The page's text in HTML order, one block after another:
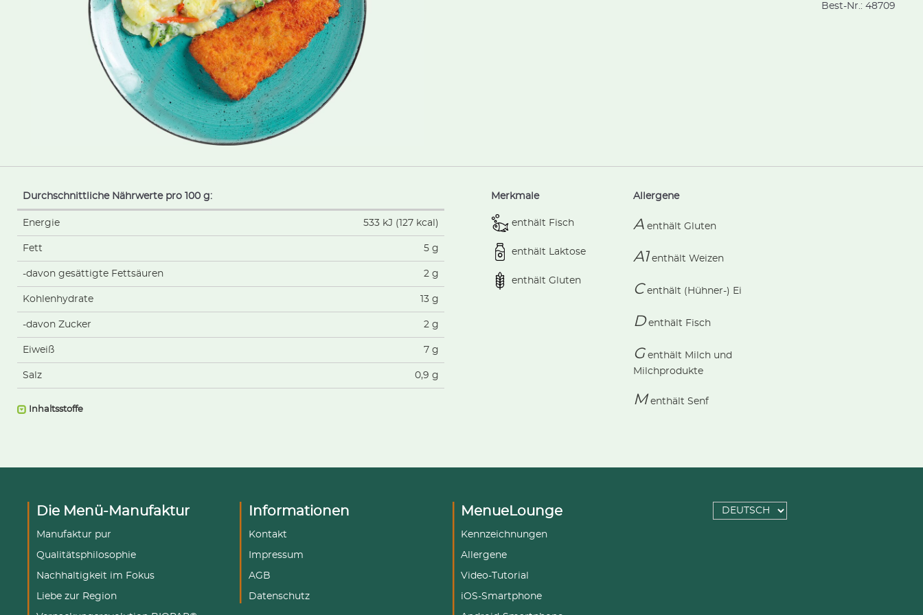
Best-Nr.: 48709
Durchschnittliche Nährwerte pro 100 g:
Energie 533 kJ (127 kcal)
Fett 5 g
-davon gesättigte Fettsäuren 2 g
Kohlenhydrate 13 g
-davon Zucker 2 g
Eiweiß 7 g
Salz 0,9 g
Inhaltsstoffe
Merkmale
enthält Fisch
enthält Laktose
enthält Gluten
Allergene
A enthält Gluten
A1 enthält Weizen
C enthält (Hühner-) Ei
Denthält Fisch
G enthält Milch und
Milchprodukte
M enthält Senf
Die Menü-Manufaktur
Manufaktur pur
Qualitätsphilosophie
Nachhaltigkeit im Fokus
Liebe zur Region
Informationen
Kontakt
Impressum
AGB
Datenschutz
MenueLounge
Kennzeichnungen
Allergene
Video-Tutorial
iOS-Smartphone
SPRACHE
AUSWÄHLEN